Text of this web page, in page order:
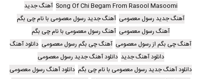
Song Of Chi Begam From Rasool Masoomi آهنگ جدید
آهنگ جدید رسول معصومی آهنگ جدید رسول معصومی با نام چی بگم
آهنگ رسول معصومی آهنگ رسول معصومی با نام چی بگم
آهنگ چی بگم از رسول معصومی آهنگ چی بگم رسول معصومی دانلود آهنگ
دانلود آهنگ جدید دانلود آهنگ جدید رسول معصومی
دانلود آهنگ جدید رسول معصومی با نام چی بگم دانلود آهنگ رسول معصومی